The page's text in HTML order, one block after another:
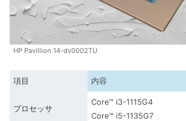
HP Pavillion 14-dv0002TU
項目 内容
プロセッサ
Core™ i3-1115G4
Core™ i5-1135G7